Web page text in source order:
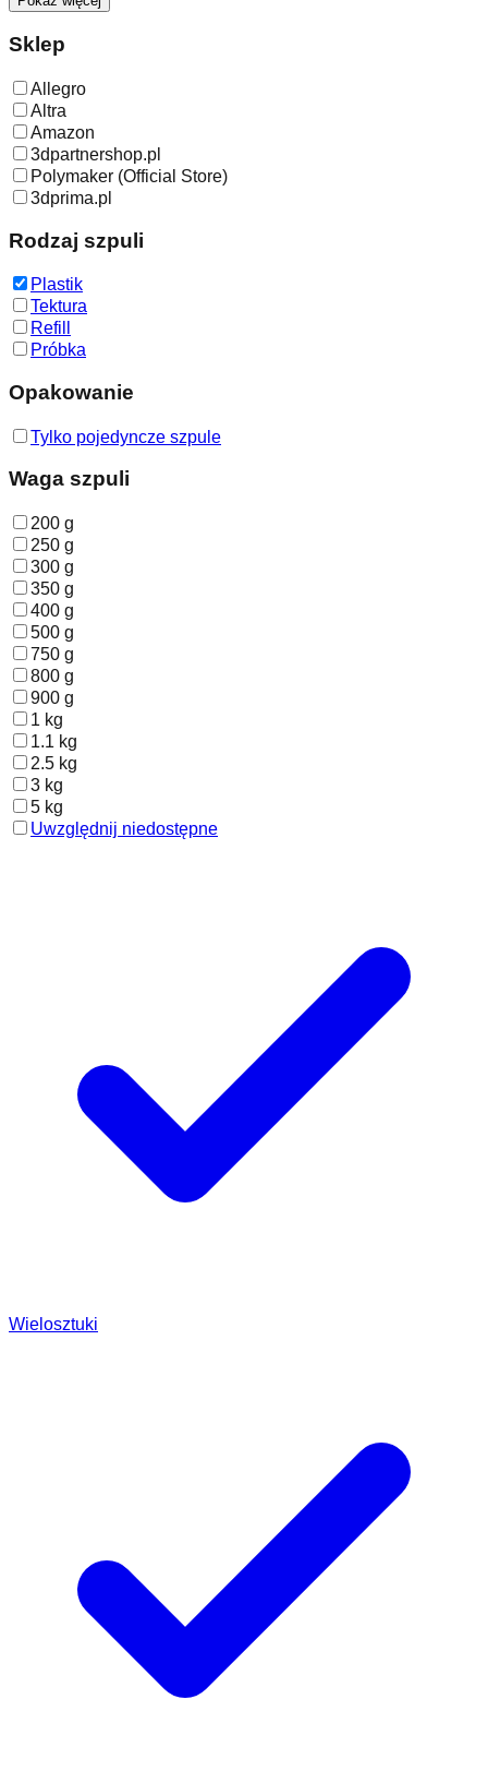
Sklep
Allegro
Altra
Amazon
3dpartnershop.pl
Polymaker (Official Store)
3dprima.pl
Rodzaj szpuli
Plastik
Tektura
Refill
Próbka
Opakowanie
Tylko pojedyncze szpule
Waga szpuli
200 g
250 g
300 g
350 g
400 g
500 g
750 g
800 g
900 g
1 kg
1.1 kg
2.5 kg
3 kg
5 kg
Uwzględnij niedostępne
Wielosztuki